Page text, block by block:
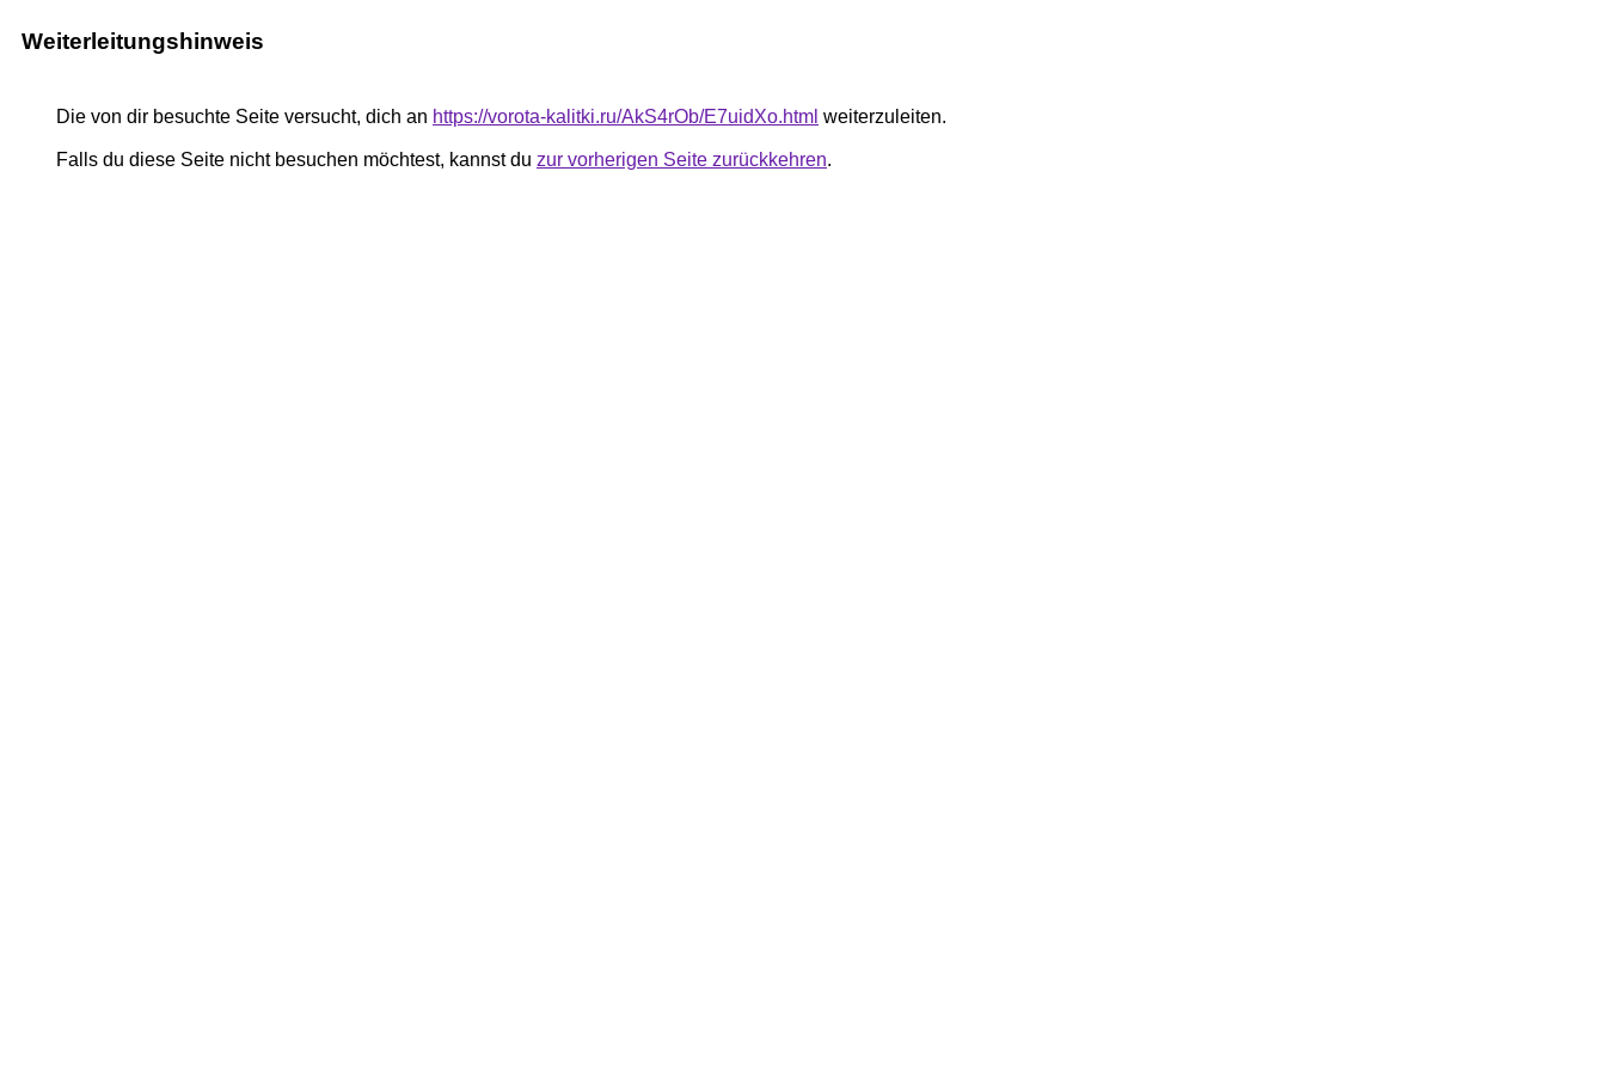
Weiterleitungshinweis
Die von dir besuchte Seite versucht, dich an https://vorota-kalitki.ru/AkS4rOb/E7uidXo.html weiterzuleiten.
Falls du diese Seite nicht besuchen möchtest, kannst du zur vorherigen Seite zurückkehren.